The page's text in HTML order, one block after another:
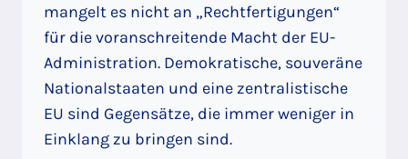
mangelt es nicht an „Rechtfertigungen“
für die voranschreitende Macht der EU-
Administration. Demokratische, souveräne
Nationalstaaten und eine zentralistische
EU sind Gegensätze, die immer weniger in
Einklang zu bringen sind.